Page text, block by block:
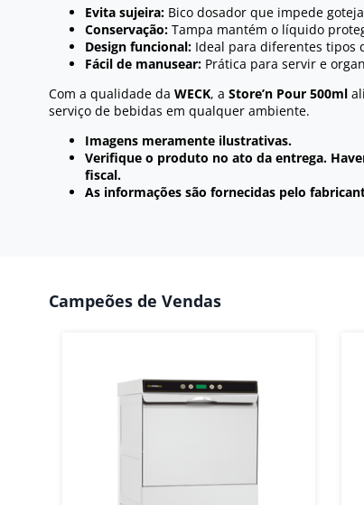
Evita sujeira: Bico dosador que impede
Conservação: Tampa mantém o líquido
Design funcional: Ideal para diferentes tipos
Fácil de manusear: Prática para servir e
Com a qualidade da WECK, a Store’n Pour 500ml
serviço de bebidas em qualquer ambiente.
Imagens meramente ilustrativas.
Verifique o produto no ato da entrega.
fiscal.
As informações são fornecidas pelo
Campeões de Vendas